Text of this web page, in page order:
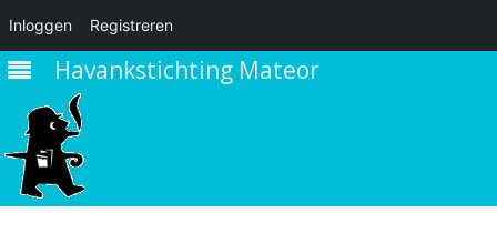
Havankstichting Mateor
Inloggen Registreren